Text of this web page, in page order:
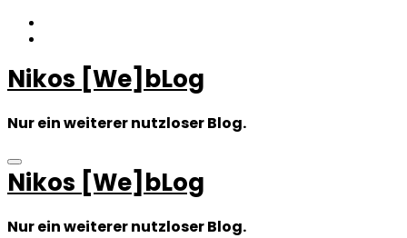
Zum
Inhalt
Nikos [We]bLog
Nur ein weiterer nutzloser Blog.
Nikos [We]bLog
Nur ein weiterer nutzloser Blog.